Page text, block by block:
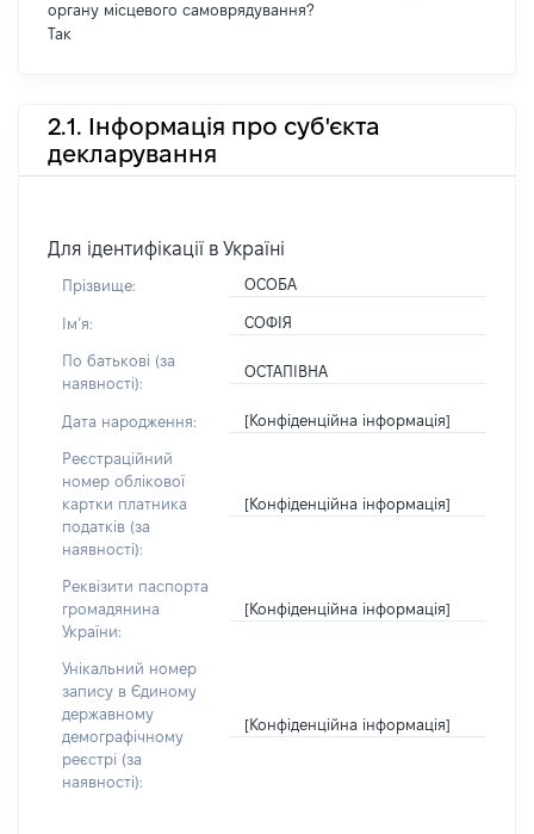
органу місцевого самоврядування?
Так
2.1. Інформація про суб'єкта
декларування
Для ідентифікації в Україні
Прізвище: ОСОБА
Імʼя: СОФІЯ
По батькові (за
наявності):
ОСТАПІВНА
Дата народження: [Конфіденційна інформація]
Реєстраційний
номер облікової
картки платника
податків (за
наявності):
[Конфіденційна інформація]
Реквізити паспорта
громадянина
України:
[Конфіденційна інформація]
Унікальний номер
запису в Єдиному
державному
демографічному
реєстрі (за
наявності):
[Конфіденційна інформація]